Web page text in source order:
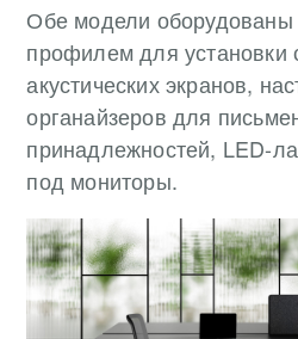
Обе модели
профилем для установки
акустических экранов,
органайзеров для
принадлежностей, LED-
под мониторы.